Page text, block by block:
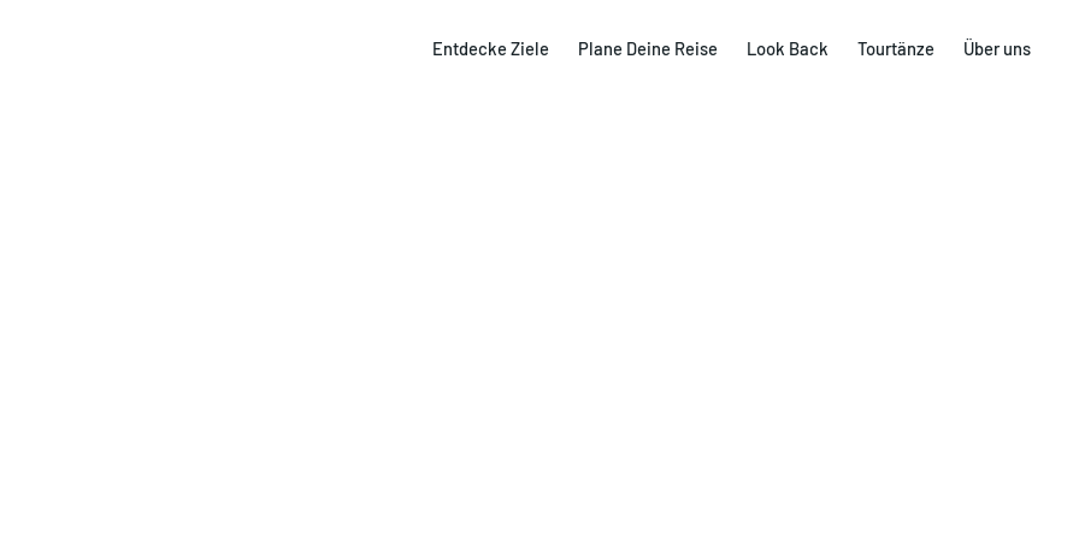
Entdecke Ziele Plane Deine Reise Look Back Tourtänze Über uns